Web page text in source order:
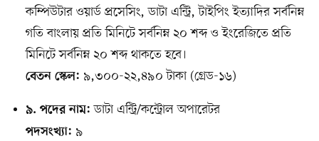
কম্পিউটার ওয়ার্ড প্রসেসিং, ডাটা এন্ট্রি, টাইপিং ইত্যাদির সর্বনিম্ন
গতি বাংলায় প্রতি মিনিটে সর্বনিম্ন ২০ শব্দ ও ইংরেজিতে প্রতি
মিনিটে সর্বনিম্ন ২০ শব্দ থাকতে হবে।
বেতন স্কেল: ৯,৩০০-২২,৪৯০ টাকা (গ্রেড-১৬)
৯. পদের নাম: ডাটা এন্ট্রি/কন্ট্রোল অপারেটর
পদসংখ্যা: ৯